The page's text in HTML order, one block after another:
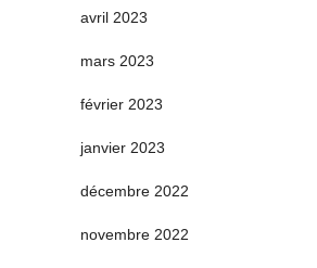
avril 2023
mars 2023
février 2023
janvier 2023
décembre 2022
novembre 2022